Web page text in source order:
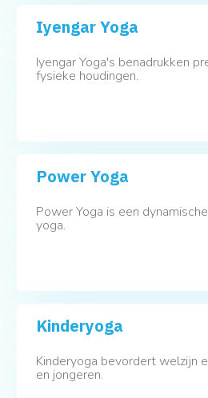
Iyengar Yoga
Iyengar Yoga's benadrukken
fysieke houdingen.
Power Yoga
Power Yoga is een
yoga.
Kinderyoga
Kinderyoga bevordert welzijn
en jongeren.